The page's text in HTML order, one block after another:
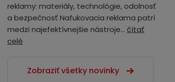
reklamy: materiály, technológie, odolnosť
a bezpečnosť Nafukovacia reklama patrí
medzi najefektívnejšie nástroje... čítať
celé
Zobraziť všetky novinky